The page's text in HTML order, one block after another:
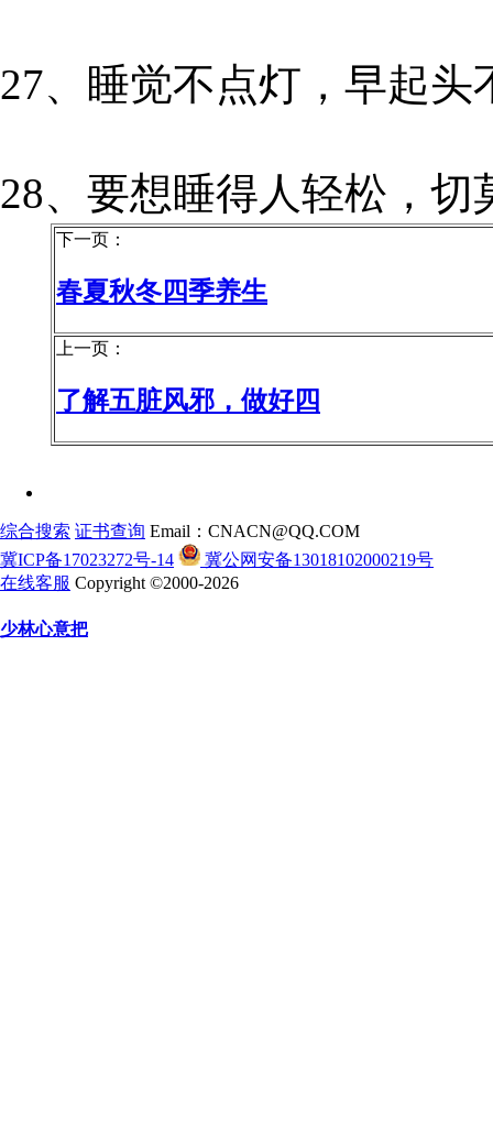
27、睡觉不点灯，早起头
28、要想睡得人轻松，
下一页：
春夏秋冬四季养生
上一页：
了解五脏风邪，做好四
综合搜索 证书查询 Email：CNACN@QQ.COM
冀ICP备17023272号-14
冀公网安备13018102000219号
在线客服 Copyright ©2000-2026
少林心意把